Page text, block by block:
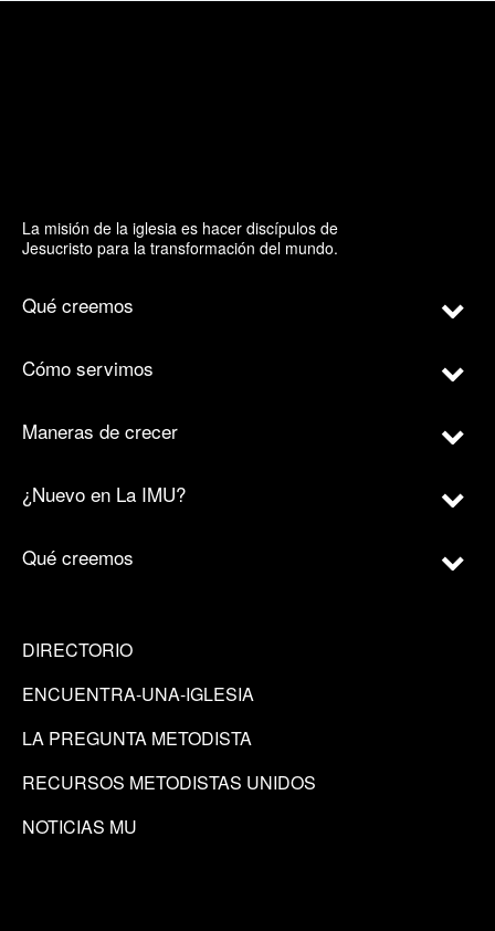
La misión de la iglesia es hacer discípulos de
Jesucristo para la transformación del mundo.
Qué creemos
Cómo servimos
Maneras de crecer
¿Nuevo en La IMU?
Qué creemos
DIRECTORIO
ENCUENTRA-UNA-IGLESIA
LA PREGUNTA METODISTA
RECURSOS METODISTAS UNIDOS
NOTICIAS MU